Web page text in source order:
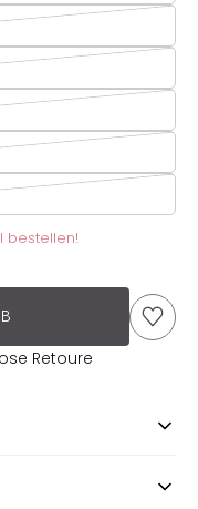
bestellen!
AUF
Retoure